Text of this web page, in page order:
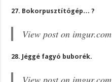
27. Bokorpusztítógép… ?
View post on imgur.com
28. Jéggé fagyó buborék.
View post on imgur.com